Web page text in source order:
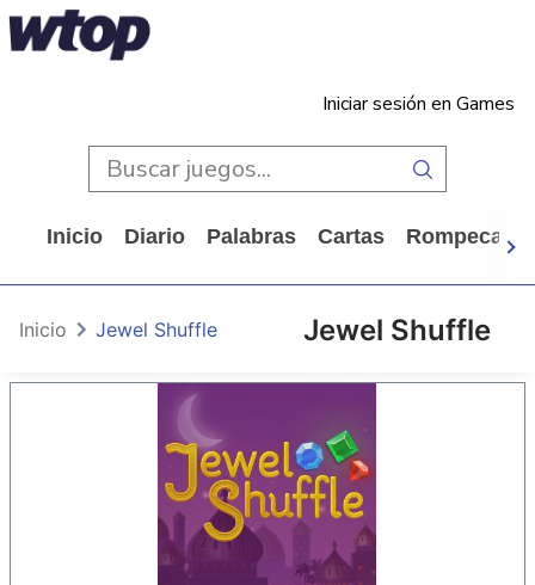
Iniciar sesión en Games
Inicio Diario Palabras Cartas
Jewel Shuffle
Inicio Jewel Shuffle